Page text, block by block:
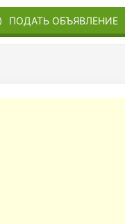
ПОДАТЬ ОБЪЯВЛЕНИЕ